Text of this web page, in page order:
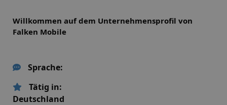
Willkommen auf dem Unternehmensprofil von
Falken Mobile
Sprache:
Tätig in:
Deutschland